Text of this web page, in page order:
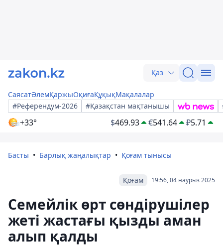
Қаз
СаясатӘлемҚаржыОқиғаҚұқықМақалалар
#Референдум-2026
#Қазақстан мақтанышы
+33° $469.93 €541.64 ₽5.71
Басты Барлық жаңалықтар Қоғам тынысы
19:56, 04 наурыз 2025
Қоғам
Семейлік өрт сөндірушілер
жеті жастағы қызды аман
алып қалды